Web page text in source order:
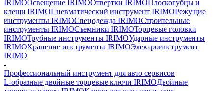
IRIMOОсвещение IRIMOОтвертки IRIMOПлоскогубцы и
клещи IRIMOПневматический инструмент IRIMOРежущие
инструменты IRIMOСпецодежда IRIMOСтроительные
инструменты IRIMOСъемники IRIMOТорцевые головки
IRIMOТрубные инструменты IRIMOУдарные инструменты
IRIMOХранение инструмента IRIMOЭлектроинструмент
IRIMO
-
Профессиональный инструмент для авто сервисов
L-образные двойные торцевые ключи IRIMOДвойные